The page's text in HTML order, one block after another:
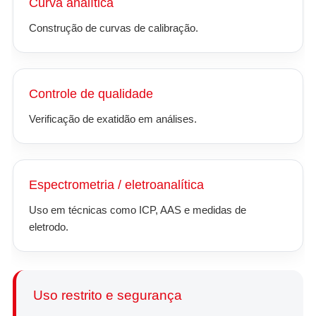
Construção de curvas de calibração.
Controle de qualidade
Verificação de exatidão em análises.
Espectrometria / eletroanalítica
Uso em técnicas como ICP, AAS e medidas de
eletrodo.
Uso restrito e segurança